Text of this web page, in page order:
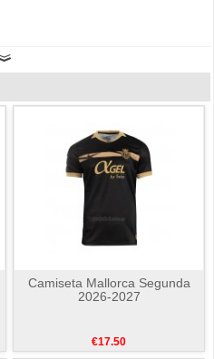
Camiseta Mallorca Segunda
2026-2027
€17.50